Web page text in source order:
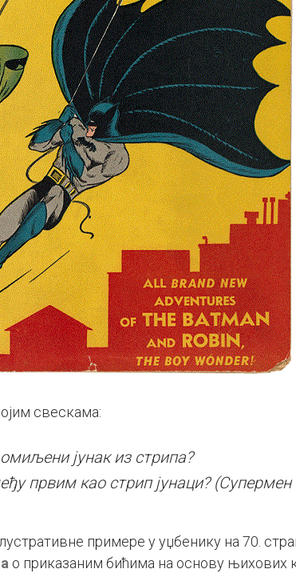
свескама:
јунак из стрипа?
првим као стрип јунаци?
примере у уџбенику на 70.
о приказаним бићима на основу њихових